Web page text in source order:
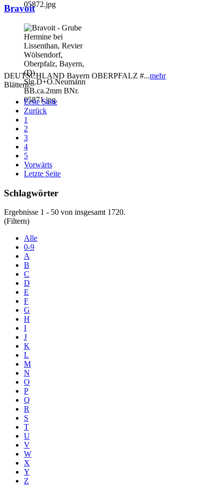
Bravoit
DEUTSCHLAND Bayern OBERPFALZ #...mehr
Blättern:
Erste Seite
Zurück
1
2
3
4
5
Vorwärts
Letzte Seite
Schlagwörter
Ergebnisse 1 - 50 von insgesamt 1720.
(Filtern)
Alle
0-9
A
B
C
D
E
F
G
H
I
J
K
L
M
N
O
P
Q
R
S
T
U
V
W
X
Y
Z